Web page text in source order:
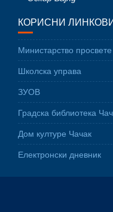
КОРИСНИ
Министарство просвете
Школска управа
ЗУОВ
Градска библиотека
Дом културе Чачак
Електронски дневник